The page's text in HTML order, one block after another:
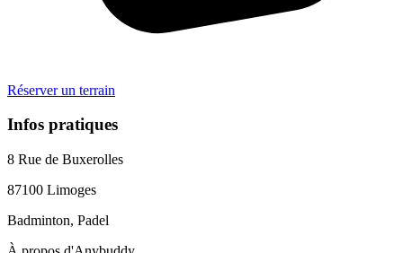
Réserver un terrain
Infos pratiques
8 Rue de Buxerolles
87100 Limoges
Badminton, Padel